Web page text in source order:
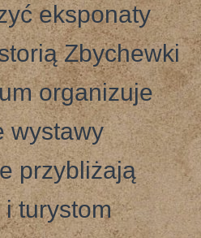
eksponaty
Zbychewki
organizuje
wystawy
przybliżają
turystom